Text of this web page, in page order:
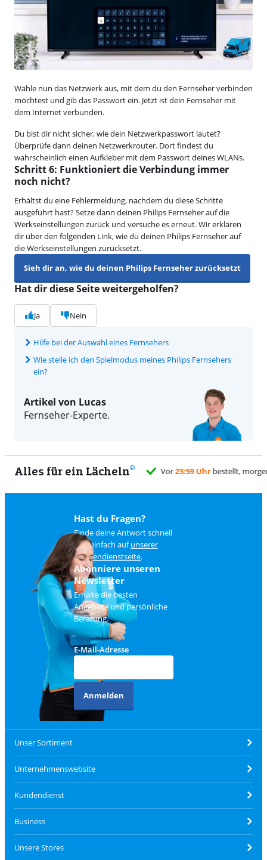
Wähle nun das Netzwerk aus, mit dem du den Fernseher verbinden
möchtest und gib das Passwort ein. Jetzt ist dein Fernseher mit
dem Internet verbunden.
Du bist dir nicht sicher, wie dein Netzwerkpasswort lautet?
Überprüfe dann deinen Netzwerkrouter. Dort findest du
wahrscheinlich einen Aufkleber mit dem Passwort deines WLANs.
Schritt 6: Funktioniert die Verbindung immer
noch nicht?
Erhältst du eine Fehlermeldung, nachdem du diese Schritte
ausgeführt hast? Setze dann deinen Philips Fernseher auf die
Werkseinstellungen zurück und versuche es erneut. Wir erklären
dir über den folgenden Link, wie du deinen Philips Fernseher auf
die Werkseinstellungen zurücksetzt.
Sieh dir an, wie du deinen Philips Fernseher zurücksetzt
Hat dir diese Seite weitergeholfen?
Ja Nein
Hilfe bei der Auswahl eines Fernsehers
Wie stelle ich den Spielmodus meines Philips Fernsehers
ein?
Artikel von Lucas
Fernseher-Experte.
Alles für ein Lächeln 9
Hast du Fragen?
Finde deine Antwort schnell
und einfach aufunserer
Kundendienstseite.
Abonniere unseren
Newsletter
Erhalte die besten
Angebote und persönliche
Beratung.
E-Mail-Adresse
Anmelden
Unser Sortiment
Unternehmenswebsite
Kundendienst
Business
Unsere Stores